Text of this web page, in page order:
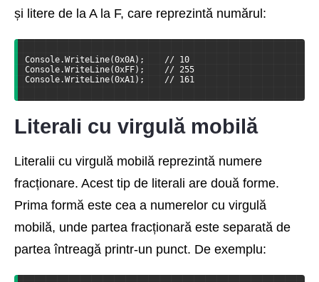
și litere de la A la F, care reprezintă numărul:
Console.WriteLine(0x0A);    // 10
Console.WriteLine(0xFF);    // 255
Console.WriteLine(0xA1);    // 161
Literali cu virgulă mobilă
Literalii cu virgulă mobilă reprezintă numere
fracționare. Acest tip de literali are două forme.
Prima formă este cea a numerelor cu virgulă
mobilă, unde partea fracționară este separată de
partea întreagă printr-un punct. De exemplu: